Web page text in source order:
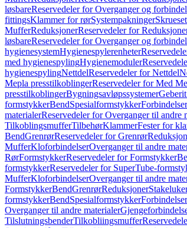
løsbareReservedeler for Overganger og
fittingsKlammer for rørSystempakninger
MufferReduksjonerReservedeler for
løsbareReservedeler for Overganger og
hygienesystemHygienespylerenheter
med hygienespylingHygienemoduler
hygienespylingNettdelReservedeler for Nettdel
Mepla presstilkoblingerReservedeler for Med
presstilkoblingerBygningsavløpssystemer
formstykkerBendSpesialformstykkerForbindelser
materialerReservedeler for Overganger til andre
TilkoblingsmufferTilbehørKlammerFester for
BendGrenrørReservedeler for Grenrør
MufferKloforbindelserOverganger til andre
RørFormstykkerReservedeler for Formstykker
formstykkerReservedeler for SuperTube-
MufferKloforbindelserOverganger til andre
FormstykkerBendGrenrørReduksjoner
formstykkerBendSpesialformstykkerForbindelser
Overganger til andre materialer
TilslutningsbenderTilkobliingsmuffer